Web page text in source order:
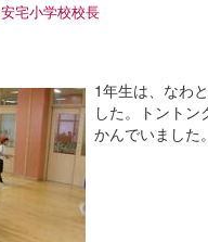
安宅小学校校長
1年生は、なわ
した。トント
かんでいました。